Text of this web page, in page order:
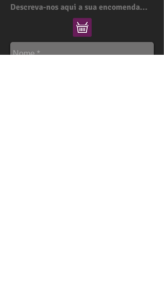
Descreva-nos aqui a sua encomenda...